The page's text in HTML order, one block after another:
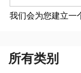
我们会为您建立一
所有类别